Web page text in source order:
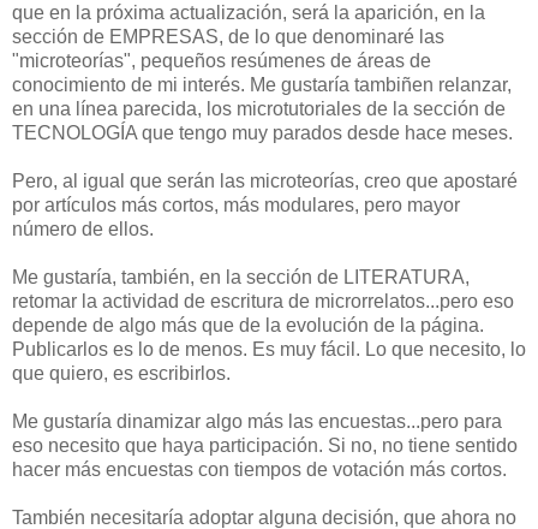
que en la próxima actualización, será la aparición, en la
sección de EMPRESAS, de lo que denominaré las
"microteorías", pequeños resúmenes de áreas de
conocimiento de mi interés. Me gustaría tambiñen relanzar,
en una línea parecida, los microtutoriales de la sección de
TECNOLOGÍA que tengo muy parados desde hace meses.
Pero, al igual que serán las microteorías, creo que apostaré
por artículos más cortos, más modulares, pero mayor
número de ellos.
Me gustaría, también, en la sección de LITERATURA,
retomar la actividad de escritura de microrrelatos...pero eso
depende de algo más que de la evolución de la página.
Publicarlos es lo de menos. Es muy fácil. Lo que necesito, lo
que quiero, es escribirlos.
Me gustaría dinamizar algo más las encuestas...pero para
eso necesito que haya participación. Si no, no tiene sentido
hacer más encuestas con tiempos de votación más cortos.
También necesitaría adoptar alguna decisión, que ahora no